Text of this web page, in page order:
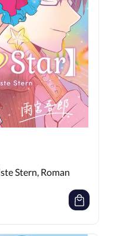
Stern, Roman